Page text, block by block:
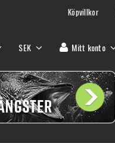
Köpvillkor
SEK Mitt konto